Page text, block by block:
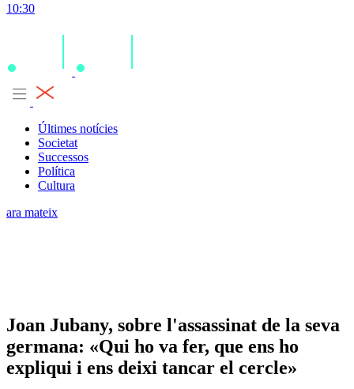
10:30
Últimes notícies
Societat
Successos
Política
Cultura
ara mateix
Joan Jubany, sobre l'assassinat de la seva
germana: «Qui ho va fer, que ens ho
expliqui i ens deixi tancar el cercle»